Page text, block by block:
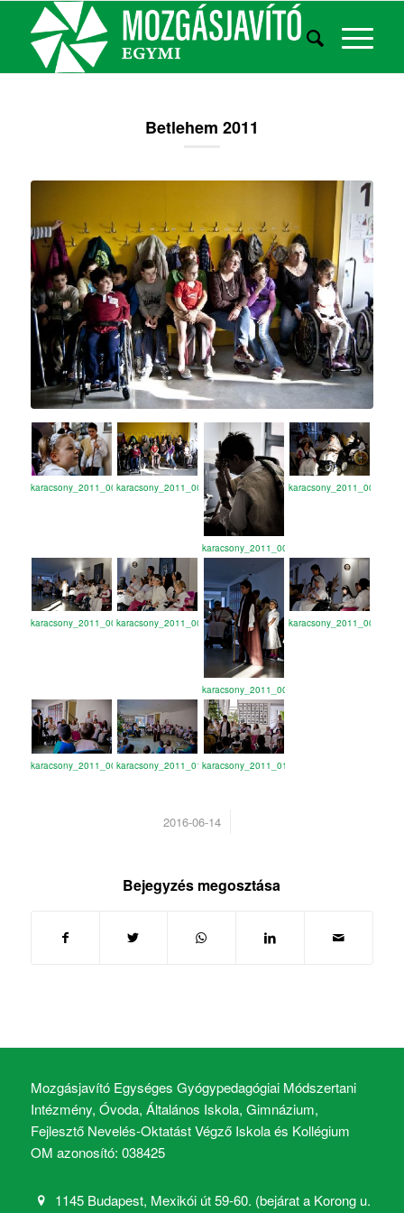
Betlehem 2011
karacsony_2011_001karacsony_2011_002
karacsony_2011_003
karacsony_2011_004
karacsony_2011_005karacsony_2011_006
karacsony_2011_007
karacsony_2011_008
karacsony_2011_009karacsony_2011_010karacsony_2011_011
2016-06-14
/
Bejegyzés megosztása
Mozgásjavító Egységes Gyógypedagógiai Módszertani
Intézmény, Óvoda, Általános Iskola, Gimnázium,
Fejlesztő Nevelés-Oktatást Végző Iskola és Kollégium
OM azonosító: 038425
1145 Budapest, Mexikói út 59-60. (bejárat a Korong u.